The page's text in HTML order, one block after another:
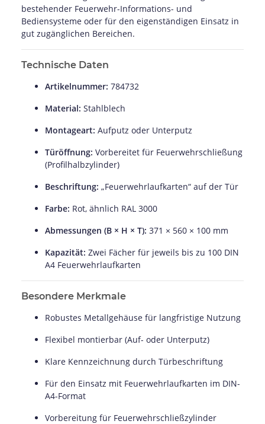
bestehender Feuerwehr-Informations- und
Bediensysteme oder für den eigenständigen Einsatz in
gut zugänglichen Bereichen.
Technische Daten
Artikelnummer: 784732
Material: Stahlblech
Montageart: Aufputz oder Unterputz
Türöffnung: Vorbereitet für Feuerwehrschließung
(Profilhalbzylinder)
Beschriftung: „Feuerwehrlaufkarten“ auf der Tür
Farbe: Rot, ähnlich RAL 3000
Abmessungen (B × H × T): 371 × 560 × 100 mm
Kapazität: Zwei Fächer für jeweils bis zu 100 DIN
A4 Feuerwehrlaufkarten
Besondere Merkmale
Robustes Metallgehäuse für langfristige Nutzung
Flexibel montierbar (Auf- oder Unterputz)
Klare Kennzeichnung durch Türbeschriftung
Für den Einsatz mit Feuerwehrlaufkarten im DIN-
A4-Format
Vorbereitung für Feuerwehrschließzylinder